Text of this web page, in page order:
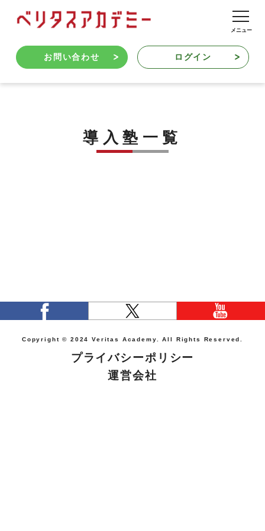
お問い合わせ ログイン
導入塾一覧
Copyright © 2024 Veritas Academy. All Rights Reserved.
プライバシーポリシー
運営会社